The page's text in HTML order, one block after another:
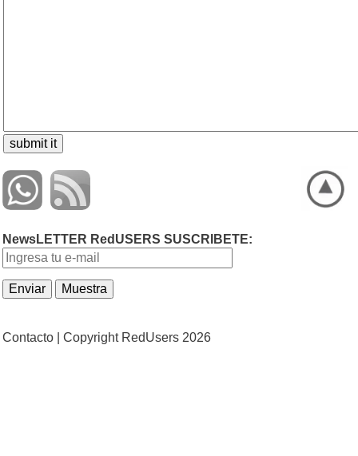
NewsLETTER RedUSERS SUSCRIBETE:
Contacto | Copyright RedUsers 2026